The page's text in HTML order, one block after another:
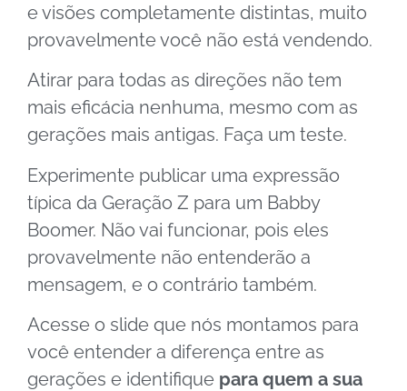
e visões completamente distintas, muito
provavelmente você não está vendendo.
Atirar para todas as direções não tem
mais eficácia nenhuma, mesmo com as
gerações mais antigas. Faça um teste.
Experimente publicar uma expressão
típica da Geração Z para um Babby
Boomer. Não vai funcionar, pois eles
provavelmente não entenderão a
mensagem, e o contrário também.
Acesse o slide que nós montamos para
você entender a diferença entre as
gerações e identifique para quem a sua